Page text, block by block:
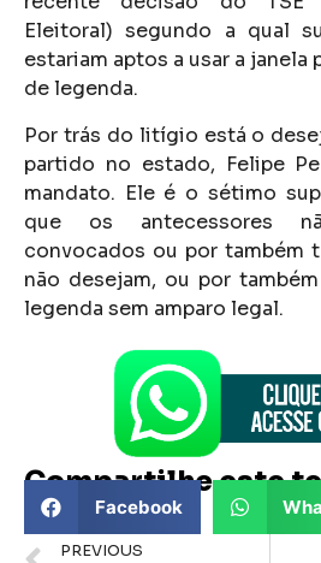
Eleitoral) segundo a qual
estariam aptos a usar a janela
de legenda.
Por trás do litígio está o
partido no estado, Felipe
mandato. Ele é o sétimo
que os antecessores
convocados ou por também
não desejam, ou por
legenda sem amparo legal.
Compartilhe este
Facebook
PREVIOUS